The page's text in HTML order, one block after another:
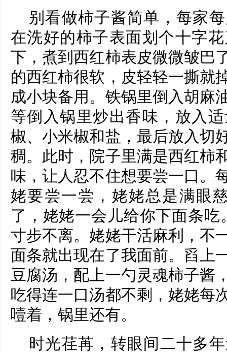
别看做柿子酱简单，每家
在洗好的柿子表面划个十字
下，煮到西红柿表皮微微皱巴
的西红柿很软，皮轻轻一撕就
成小块备用。铁锅里倒入胡麻
等倒入锅里炒出香味，放入
椒、小米椒和盐，最后放入切
稠。此时，院子里满是西红柿
味，让人忍不住想要尝一口。
姥要尝一尝，姥姥总是满眼
了，姥姥一会儿给你下面条吃
寸步不离。姥姥干活麻利，不
面条就出现在了我面前。舀上
豆腐汤，配上一勺灵魂柿子酱
吃得连一口汤都不剩，姥姥每
噎着，锅里还有。
时光荏苒，转眼间二十多